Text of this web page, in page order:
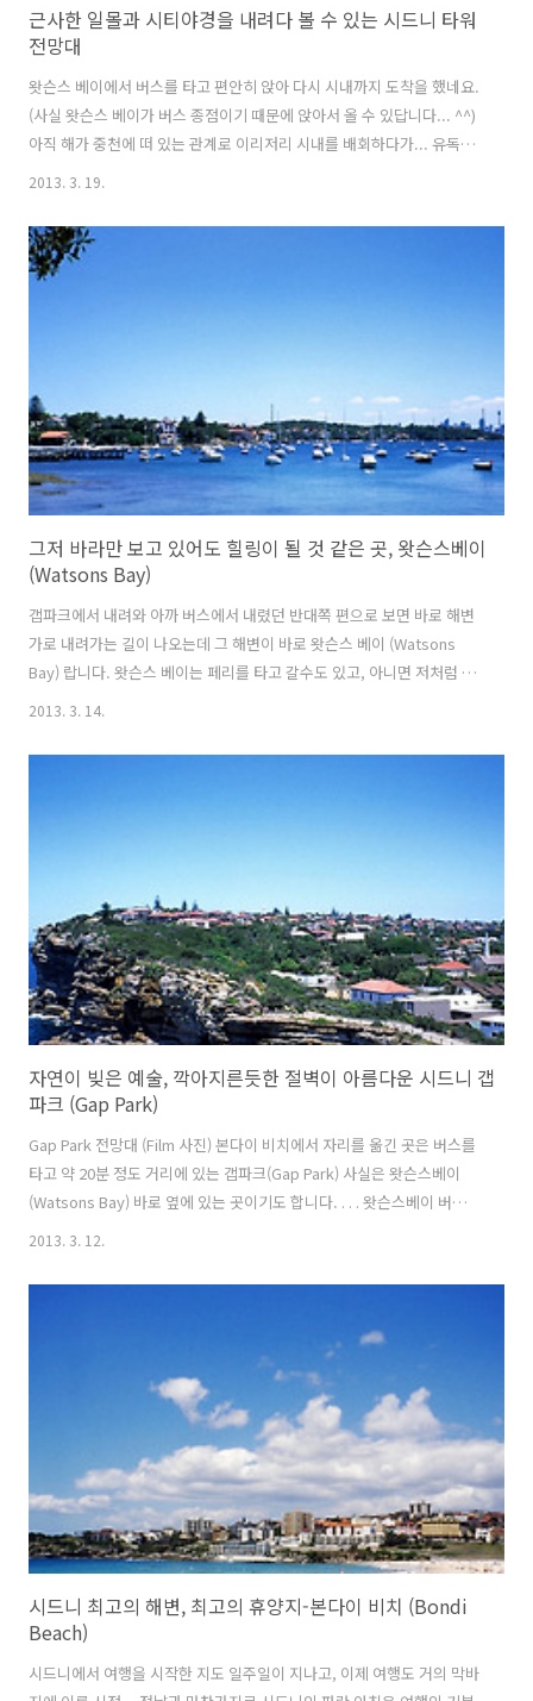
근사한 일몰과 시티야경을 내려다 볼 수 있는 시드니 타워
전망대
왓슨스 베이에서 버스를 타고 편안히 앉아 다시 시내까지 도착을 했네요.
(사실 왓슨스 베이가 버스 종점이기 때문에 앉아서 올 수 있답니다... ^^)
아직 해가 중천에 떠 있는 관계로 이리저리 시내를 배회하다가... 유독스
럽게 눈에 띄는 높은 구조물이 우뚝서있는 모습을 봅니다. , , , 바로 시드
는 저곳에서 보내보자.. 라고 결심을 하게 됩니다. . . . 사실 웬만한 시내
에서는 저 타워를 쉽게 볼 수 있으므로 목적지가 확실하게 정해지더라구
요. 덕분에 지도 없이도 쉽게 찾아갈수 있는 곳.. 타워만 따라 졸졸졸...
2013. 3. 19.
그저 바라만 보고 있어도 힐링이 될 것 같은 곳, 왓슨스베이
(Watsons Bay)
갭파크에서 내려와 아까 버스에서 내렸던 반대쪽 편으로 보면 바로 해변
가로 내려가는 길이 나오는데 그 해변이 바로 왓슨스 베이 (Watsons
Bay) 랍니다. 왓슨스 베이는 페리를 타고 갈수도 있고, 아니면 저처럼 버
스를 타고 갭파크를 둘러본 뒤, 들릴수도 있는 곳이예요. . . . 해변쪽으로
밭이 정말 부러웠던 기억이 나네요. 넓은 잔디밭과 푸른바다가 같이 공존
2013. 3. 14.
자연이 빚은 예술, 깍아지른듯한 절벽이 아름다운 시드니 갭
파크 (Gap Park)
Gap Park 전망대 (Film 사진) 본다이 비치에서 자리를 옮긴 곳은 버스를
타고 약 20분 정도 거리에 있는 갭파크(Gap Park) 사실은 왓슨스베이
(Watsons Bay) 바로 옆에 있는 곳이기도 합니다. . . . 왓슨스베이 버스
^^ . . . 이곳은 공원이라 해도 특별히 넓은 잔디밭이나.. 그런 곳 보다는...
되는 곳입니다. 실제로 이곳에서 영화 '빠삐용'에서 바다로 떨어지는 장
면이 촬영되기도 했다고 하네요. . . . 푸른 하늘이 맞닿을 정도로 산책로
2013. 3. 12.
시드니 최고의 해변, 최고의 휴양지-본다이 비치 (Bondi
Beach)
시드니에서 여행을 시작한 지도 일주일이 지나고, 이제 여행도 거의 막바